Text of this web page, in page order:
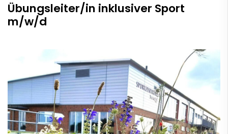
Übungsleiter/in inklusiver Sport
m/w/d